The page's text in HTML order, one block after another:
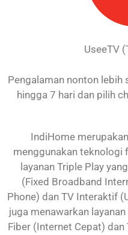
UseeTV
Pengalaman nonton lebih
hingga 7 hari dan pilih
IndiHome
menggunakan teknologi
layanan Triple Play
(Fixed Broadband
Phone) dan TV Interaktif
juga menawarkan
Fiber (Internet Cepat) dan